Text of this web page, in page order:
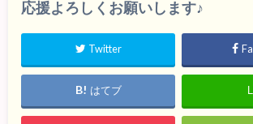
応援よろしくお願いします♪
Twitter
はてブ